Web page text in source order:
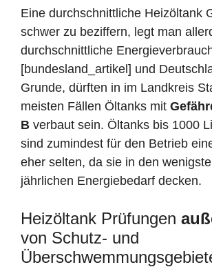
Eine durchschnittliche Heizöltank
schwer zu beziffern, legt man
durchschnittliche
[bundesland_artikel] und
Grunde, dürften in im Landkreis
meisten Fällen Öltanks mit
B verbaut sein. Öltanks bis 1000
sind zumindest für den Betrieb
eher selten, da sie in den
jährlichen Energiebedarf decken.
Heizöltank Prüfungen
von Schutz- und